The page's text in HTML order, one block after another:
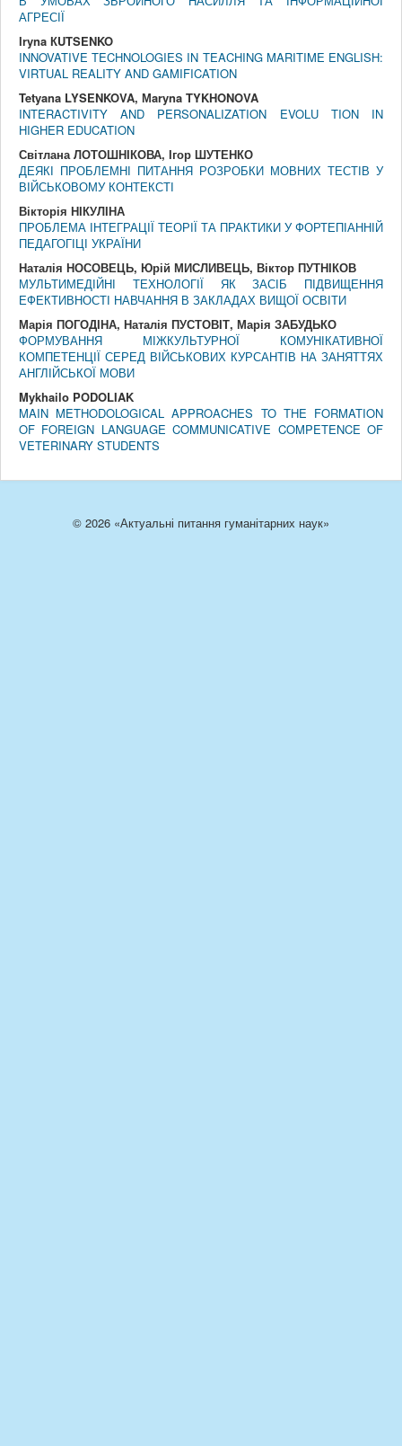
АГРЕСІЇ
Іryna КUTSENKO
INNOVATIVE TECHNOLOGIES IN TEACHING MARITIME ENGLISH:
VIRTUAL REALITY AND GAMIFICATION
Tetyana LYSENKOVA, Мaryna TYKHONOVA
INTERACTIVITY AND PERSONALIZATION EVOLU TION IN
HIGHER EDUCATION
Світлана ЛОТОШНІКОВА, Ігор ШУТЕНКО
ДЕЯКІ ПРОБЛЕМНІ ПИТАННЯ РОЗРОБКИ МОВНИХ ТЕСТІВ У
ВІЙСЬКОВОМУ КОНТЕКСТІ
Вікторія НІКУЛІНА
ПРОБЛЕМА ІНТЕГРАЦІЇ ТЕОРІЇ ТА ПРАКТИКИ У ФОРТЕПІАННІЙ
ПЕДАГОГІЦІ УКРАЇНИ
Наталія НОСОВЕЦЬ, Юрій МИСЛИВЕЦЬ, Віктор ПУТНІКОВ
МУЛЬТИМЕДІЙНІ ТЕХНОЛОГІЇ ЯК ЗАСІБ ПІДВИЩЕННЯ
ЕФЕКТИВНОСТІ НАВЧАННЯ В ЗАКЛАДАХ ВИЩОЇ ОСВІТИ
Марія ПОГОДІНА, Наталія ПУСТОВІТ, Марія ЗАБУДЬКО
ФОРМУВАННЯ МІЖКУЛЬТУРНОЇ КОМУНІКАТИВНОЇ
КОМПЕТЕНЦІЇ СЕРЕД ВІЙСЬКОВИХ КУРСАНТІВ НА ЗАНЯТТЯХ
АНГЛІЙСЬКОЇ МОВИ
Mykhailo PODOLIAK
MAIN METHODOLOGICAL APPROACHES TO THE FORMATION
OF FOREIGN LANGUAGE COMMUNICATIVE COMPETENCE OF
VETERINARY STUDENTS
© 2026 «Актуальні питання гуманітарних наук»